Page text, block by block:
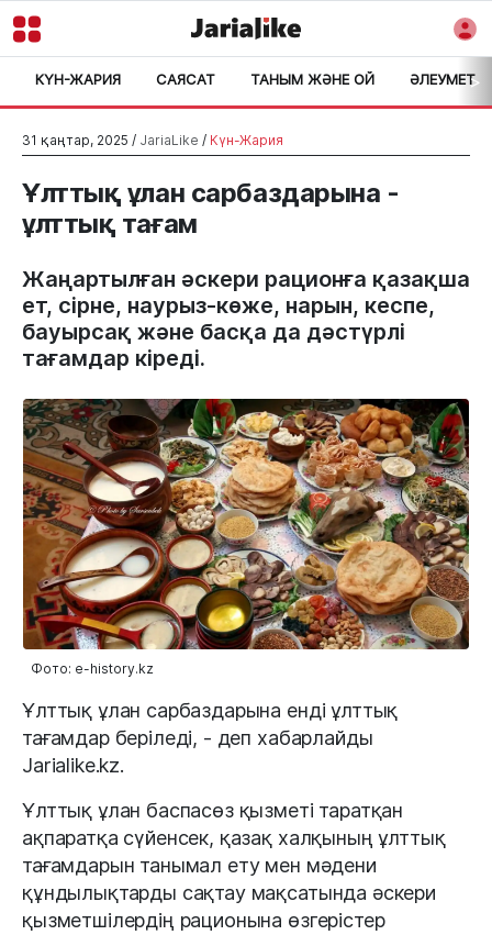
КҮН-ЖАРИЯ САЯСАТ ТАНЫМ ЖӘНЕ ОЙ ӘЛЕУМЕТ>
31 қаңтар, 2025 / JariaLike / Күн-Жария
Ұлттық ұлан сарбаздарына -
ұлттық тағам
Жаңартылған әскери рационға қазақша
ет, сірне, наурыз-көже, нарын, кеспе,
бауырсақ және басқа да дәстүрлі
тағамдар кіреді.
Фото: e-history.kz
Ұлттық ұлан сарбаздарына енді ұлттық
тағамдар беріледі, - деп хабарлайды
Jarialike.kz.
Ұлттық ұлан баспасөз қызметі таратқан
ақпаратқа сүйенсек, қазақ халқының ұлттық
тағамдарын танымал ету мен мәдени
құндылықтарды сақтау мақсатында әскери
қызметшілердің рационына өзгерістер